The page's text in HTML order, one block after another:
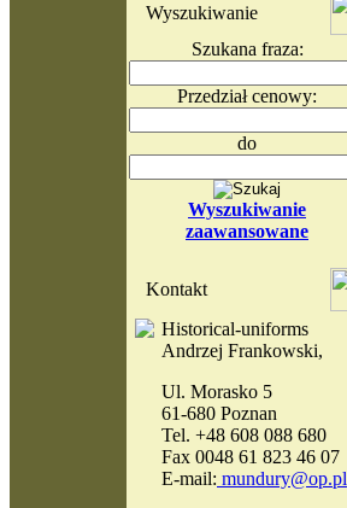
Wyszukiwanie
Szukana fraza:
Przedział cenowy:
do
Wyszukiwanie
zaawansowane
Kontakt
Historical-uniforms
Andrzej Frankowski,
Ul. Morasko 5
61-680 Poznan
Tel. +48 608 088 680
Fax 0048 61 823 46 07
E-mail: mundury@op.pl